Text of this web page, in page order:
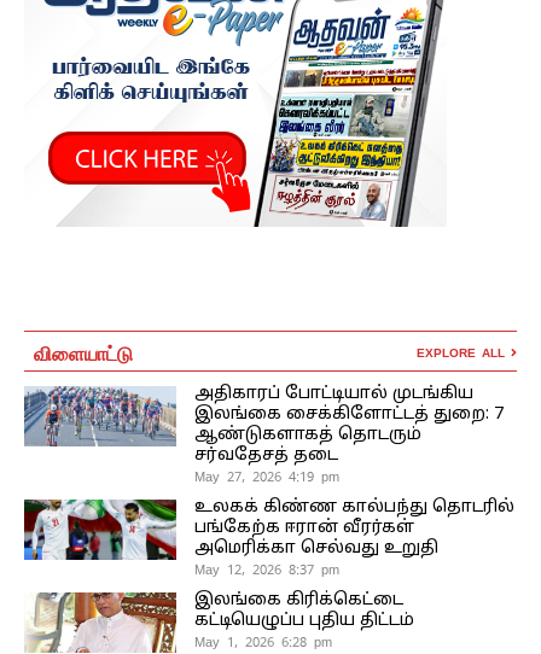
விளையாட்டு EXPLORE ALL
அதிகாரப் போட்டியால் முடங்கிய
இலங்கை சைக்கிளோட்டத் துறை: 7
ஆண்டுகளாகத் தொடரும்
சர்வதேசத் தடை
May 27, 2026 4:19 pm
உலகக் கிண்ண கால்பந்து தொடரில்
பங்கேற்க ஈரான் வீரர்கள்
அமெரிக்கா செல்வது உறுதி
May 12, 2026 8:37 pm
இலங்கை கிரிக்கெட்டை
கட்டியெழுப்ப புதிய திட்டம்
May 1, 2026 6:28 pm